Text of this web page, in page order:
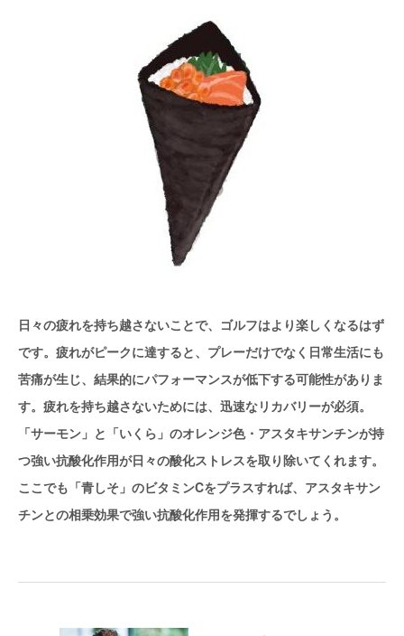
日々の疲れを持ち越さないことで、ゴルフはより楽しくなるはず
です。疲れがピークに達すると、プレーだけでなく日常生活にも
苦痛が生じ、結果的にパフォーマンスが低下する可能性がありま
す。疲れを持ち越さないためには、迅速なリカバリーが必須。
「サーモン」と「いくら」のオレンジ色・アスタキサンチンが持
つ強い抗酸化作用が日々の酸化ストレスを取り除いてくれます。
ここでも「青しそ」のビタミンCをプラスすれば、アスタキサン
チンとの相乗効果で強い抗酸化作用を発揮するでしょう。